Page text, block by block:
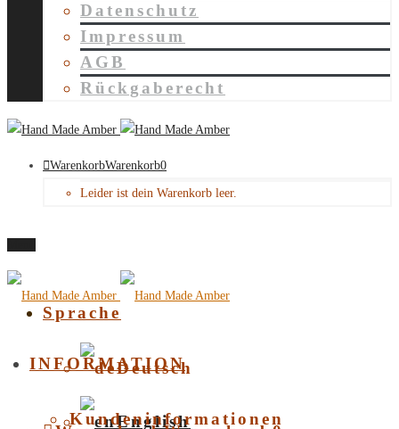
Datenschutz
Impressum
AGB
Rückgaberecht
WarenkorbWarenkorb0
Leider ist dein Warenkorb leer.
Sprache
Deutsch
English
INFORMATION
Kundeninformationen